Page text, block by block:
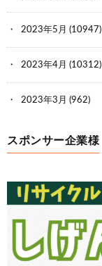
2023年5月 (10947)
2023年4月 (10312)
2023年3月 (962)
スポンサー企業様